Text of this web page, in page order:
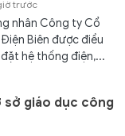
trước
nhân Công ty Cổ
Biên được điều
hệ thống điện,...
sở giáo dục công